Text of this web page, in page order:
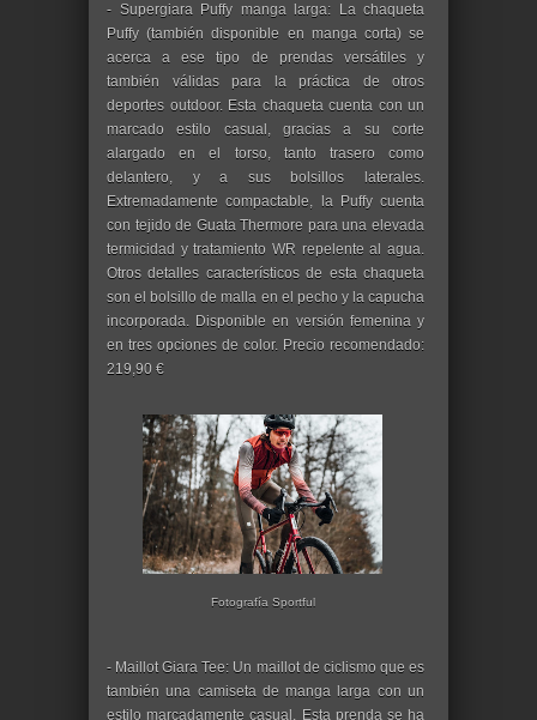
- Supergiara Puffy manga larga: La chaqueta
Puffy (también disponible en manga corta) se
acerca a ese tipo de prendas versátiles y
también válidas para la práctica de otros
deportes outdoor. Esta chaqueta cuenta con un
marcado estilo casual, gracias a su corte
alargado en el torso, tanto trasero como
delantero, y a sus bolsillos laterales.
Extremadamente compactable, la Puffy cuenta
con tejido de Guata Thermore para una elevada
termicidad y tratamiento WR repelente al agua.
Otros detalles característicos de esta chaqueta
son el bolsillo de malla en el pecho y la capucha
incorporada. Disponible en versión femenina y
en tres opciones de color. Precio recomendado:
219,90 €
Fotografía Sportful
- Maillot Giara Tee: Un maillot de ciclismo que es
también una camiseta de manga larga con un
estilo marcadamente casual. Esta prenda se ha